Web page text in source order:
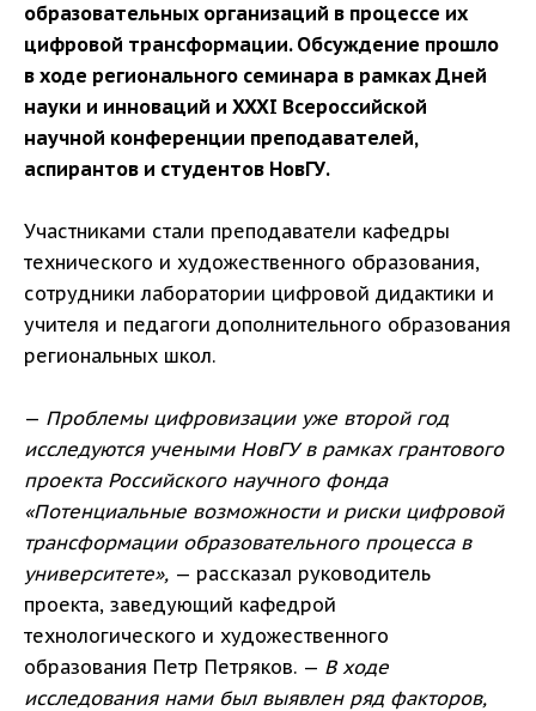
образовательных организаций в процессе их
цифровой трансформации. Обсуждение прошло
в ходе регионального семинара в рамках Дней
науки и инноваций и XXXI Всероссийской
научной конференции преподавателей,
аспирантов и студентов НовГУ.
Участниками стали преподаватели кафедры
технического и художественного образования,
сотрудники лаборатории цифровой дидактики и
учителя и педагоги дополнительного образования
региональных школ.
— Проблемы цифровизации уже второй год
исследуются учеными НовГУ в рамках грантового
проекта Российского научного фонда
«Потенциальные возможности и риски цифровой
трансформации образовательного процесса в
университете», — рассказал руководитель
проекта, заведующий кафедрой
технологического и художественного
образования Петр Петряков. — В ходе
исследования нами был выявлен ряд факторов,